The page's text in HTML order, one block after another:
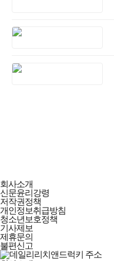
데일리리치앤드럭키
회사소개
및
정책안내
회사소개
신문윤리강령
저작권정책
개인정보취급방침
청소년보호정책
기사제보
제휴문의
불편신고